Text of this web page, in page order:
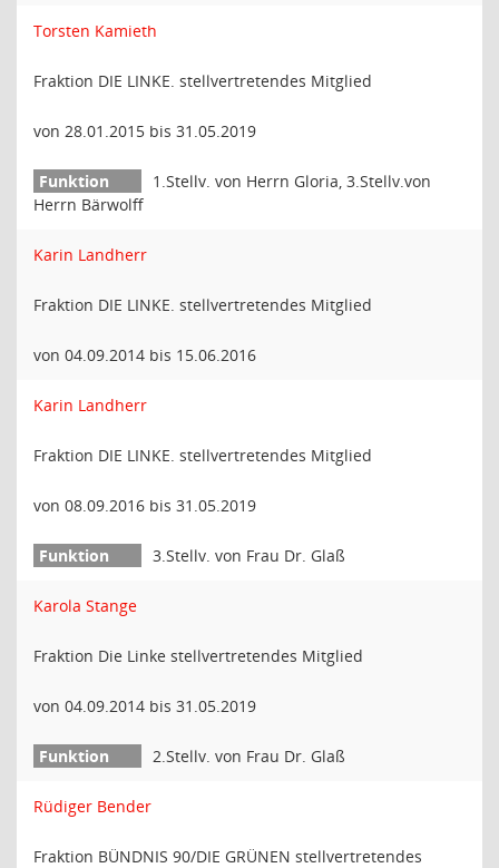
Torsten Kamieth
Fraktion DIE LINKE. stellvertretendes Mitglied
von 28.01.2015 bis 31.05.2019
1.Stellv. von Herrn Gloria, 3.Stellv.von
Herrn Bärwolff
Karin Landherr
Fraktion DIE LINKE. stellvertretendes Mitglied
von 04.09.2014 bis 15.06.2016
Karin Landherr
Fraktion DIE LINKE. stellvertretendes Mitglied
von 08.09.2016 bis 31.05.2019
3.Stellv. von Frau Dr. Glaß
Karola Stange
Fraktion Die Linke stellvertretendes Mitglied
von 04.09.2014 bis 31.05.2019
2.Stellv. von Frau Dr. Glaß
Rüdiger Bender
Fraktion BÜNDNIS 90/DIE GRÜNEN stellvertretendes